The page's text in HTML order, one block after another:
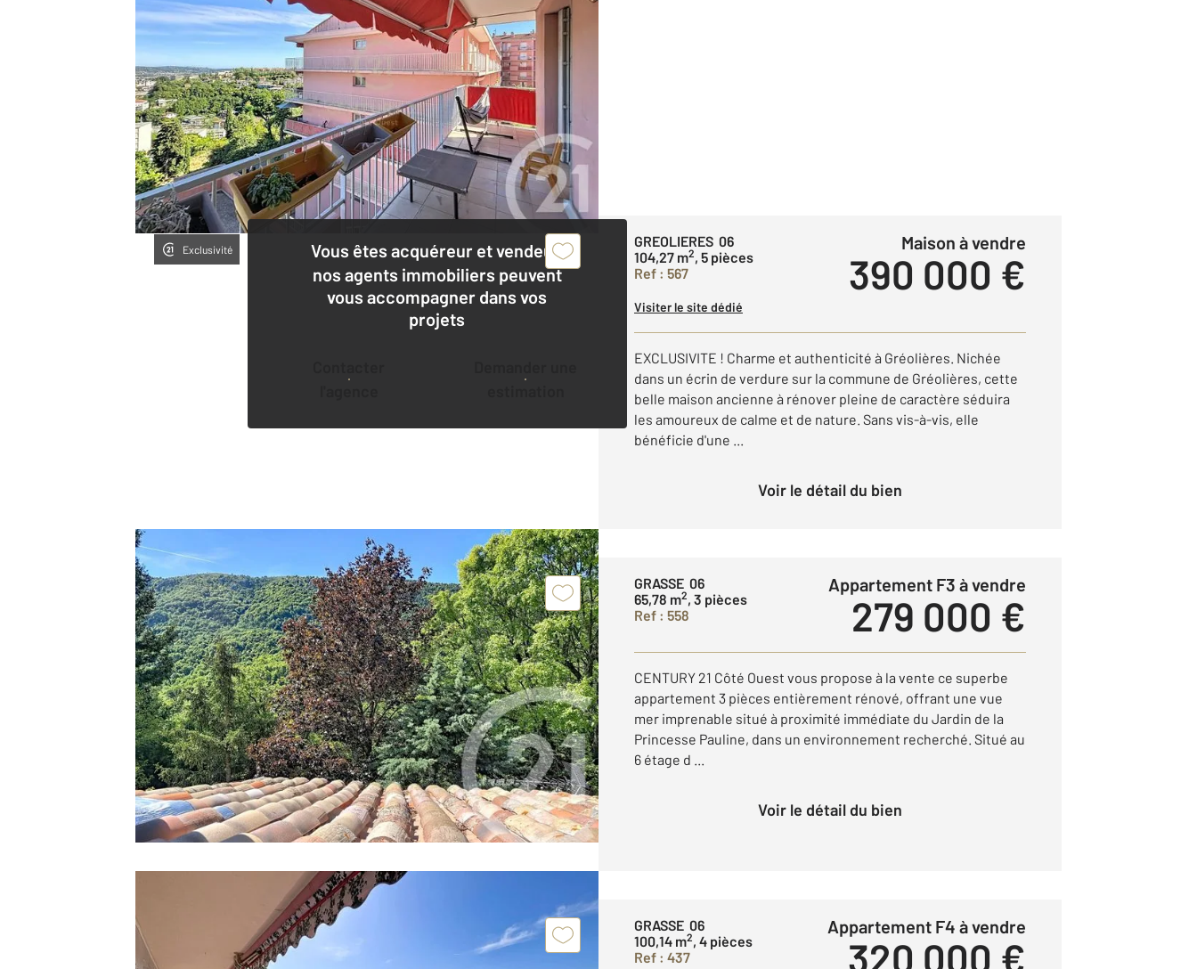
Vous êtes acquéreur et vendeur,
nos agents immobiliers peuvent
vous accompagner dans vos
projets
Exclusivité
GREOLIERES 06
104,27 m2, 5 pièces
Ref : 567
Maison à vendre
390 000 €
Visiter le site dédié
EXCLUSIVITE ! Charme et authenticité à Gréolières. Nichée
dans un écrin de verdure sur la commune de Gréolières, cette
belle maison ancienne à rénover pleine de caractère séduira
les amoureux de calme et de nature. Sans vis-à-vis, elle
bénéficie d'une ...
Voir le détail du bien
GRASSE 06
65,78 m2, 3 pièces
Ref : 558
Appartement F3 à vendre
279 000 €
CENTURY 21 Côté Ouest vous propose à la vente ce superbe
appartement 3 pièces entièrement rénové, offrant une vue
mer imprenable situé à proximité immédiate du Jardin de la
Princesse Pauline, dans un environnement recherché. Situé au
6 étage d ...
Voir le détail du bien
GRASSE 06
100,14 m2, 4 pièces
Ref : 437
Appartement F4 à vendre
320 000 €